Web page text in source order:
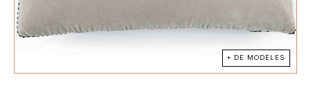
+ DE MODÈLES